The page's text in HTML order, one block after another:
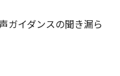
ガイダンスの聞き漏ら